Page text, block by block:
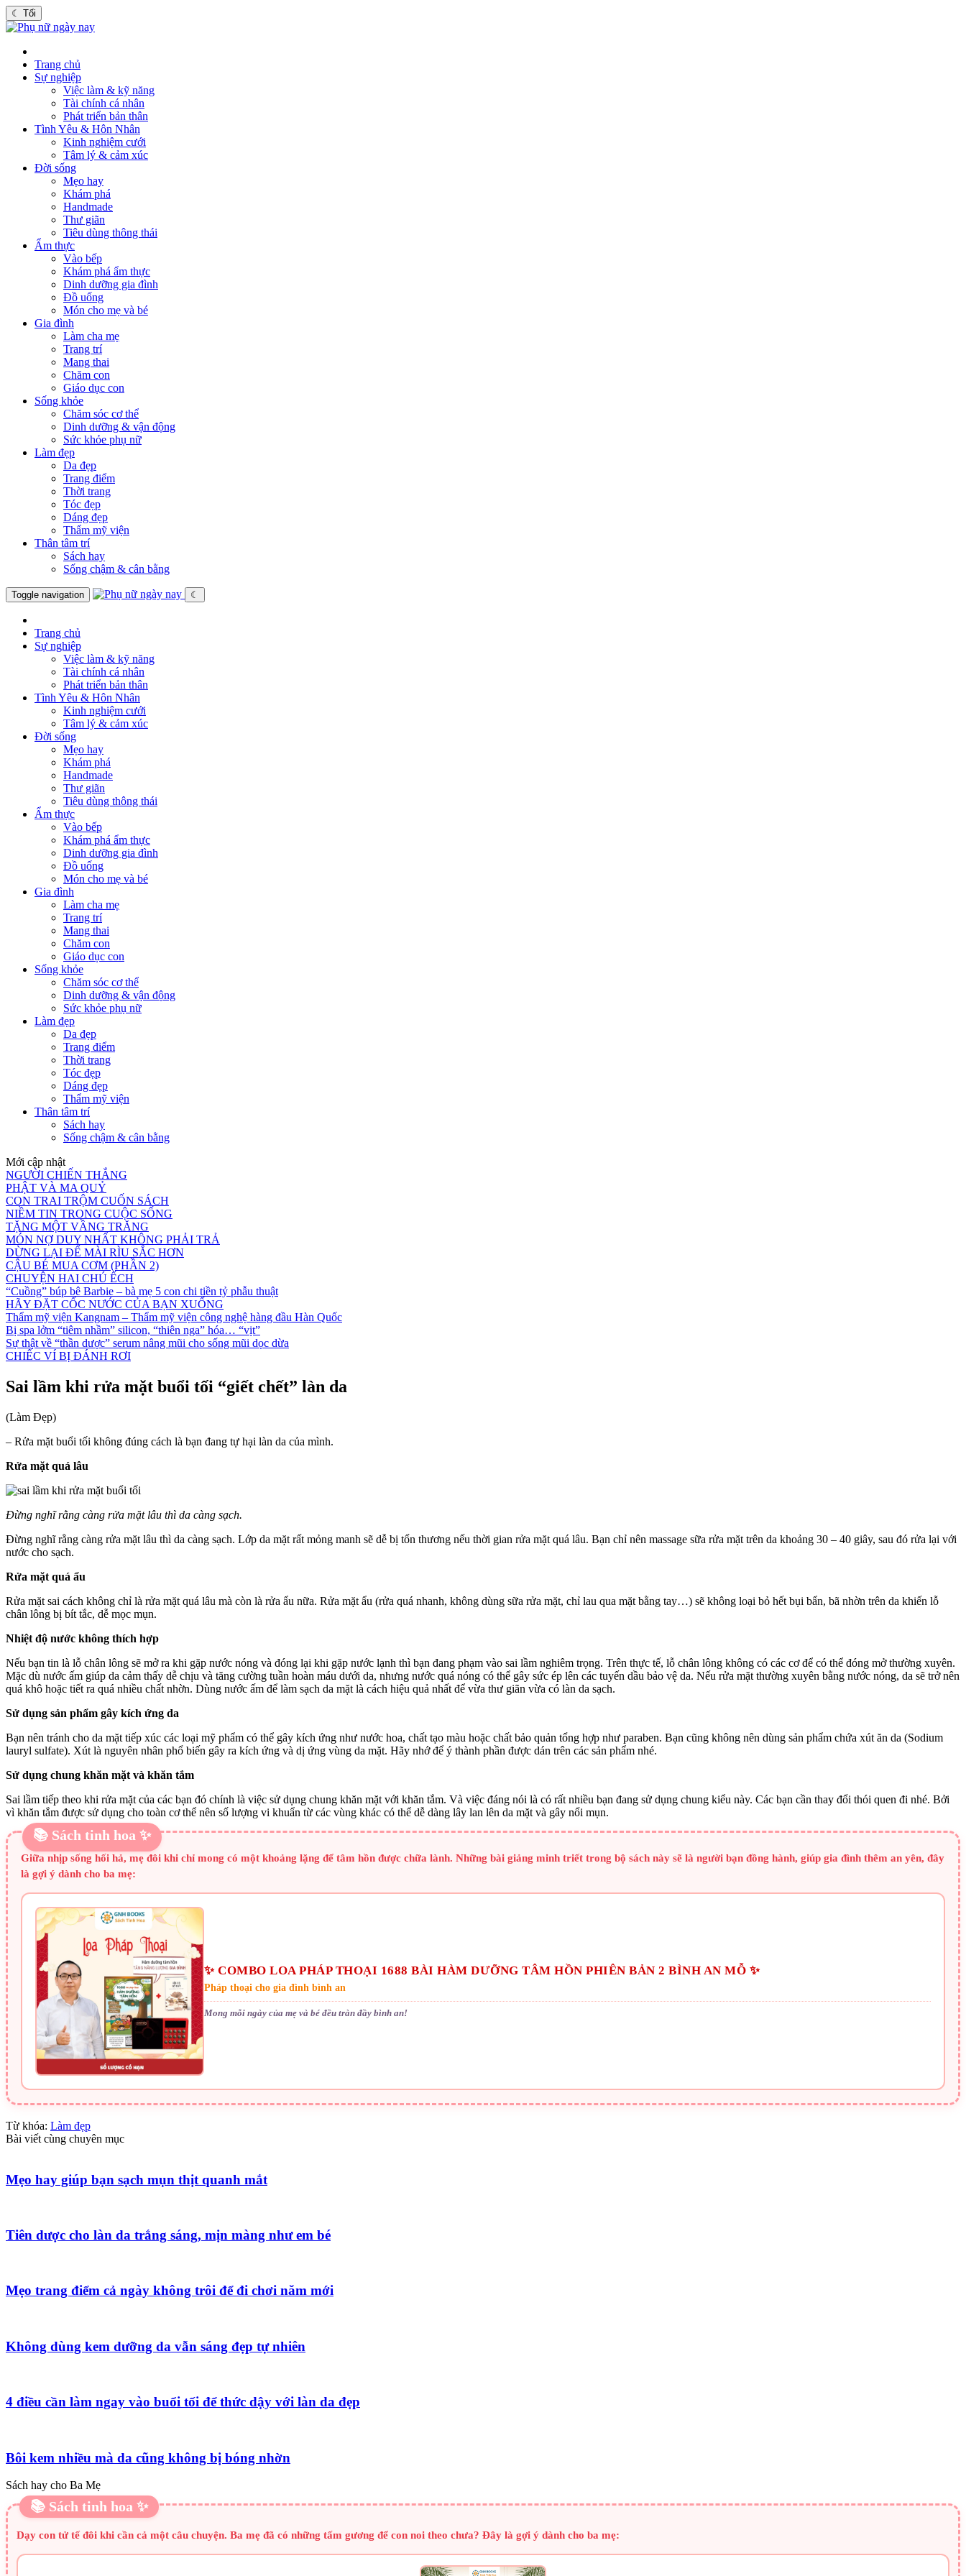
☾ Tối
Trang chủ
Sự nghiệp
Việc làm & kỹ năng
Tài chính cá nhân
Phát triển bản thân
Tình Yêu & Hôn Nhân
Kinh nghiệm cưới
Tâm lý & cảm xúc
Đời sống
Mẹo hay
Khám phá
Handmade
Thư giãn
Tiêu dùng thông thái
Ẩm thực
Vào bếp
Khám phá ẩm thực
Dinh dưỡng gia đình
Đồ uống
Món cho mẹ và bé
Gia đình
Làm cha mẹ
Trang trí
Mang thai
Chăm con
Giáo dục con
Sống khỏe
Chăm sóc cơ thể
Dinh dưỡng & vận động
Sức khỏe phụ nữ
Làm đẹp
Da đẹp
Trang điểm
Thời trang
Tóc đẹp
Dáng đẹp
Thẩm mỹ viện
Thân tâm trí
Sách hay
Sống chậm & cân bằng
Toggle navigation ☾
Trang chủ
Sự nghiệp
Việc làm & kỹ năng
Tài chính cá nhân
Phát triển bản thân
Tình Yêu & Hôn Nhân
Kinh nghiệm cưới
Tâm lý & cảm xúc
Đời sống
Mẹo hay
Khám phá
Handmade
Thư giãn
Tiêu dùng thông thái
Ẩm thực
Vào bếp
Khám phá ẩm thực
Dinh dưỡng gia đình
Đồ uống
Món cho mẹ và bé
Gia đình
Làm cha mẹ
Trang trí
Mang thai
Chăm con
Giáo dục con
Sống khỏe
Chăm sóc cơ thể
Dinh dưỡng & vận động
Sức khỏe phụ nữ
Làm đẹp
Da đẹp
Trang điểm
Thời trang
Tóc đẹp
Dáng đẹp
Thẩm mỹ viện
Thân tâm trí
Sách hay
Sống chậm & cân bằng
Mới cập nhật
NGƯỜI CHIẾN THẮNG
PHẬT VÀ MA QUỶ
CON TRAI TRỘM CUỐN SÁCH
NIỀM TIN TRONG CUỘC SỐNG
TẶNG MỘT VẦNG TRĂNG
MÓN NỢ DUY NHẤT KHÔNG PHẢI TRẢ
DỪNG LẠI ĐỂ MÀI RÌU SẮC HƠN
CẬU BÉ MUA CƠM (PHẦN 2)
CHUYỆN HAI CHÚ ẾCH
“Cuồng” búp bê Barbie – bà mẹ 5 con chi tiền tỷ phẫu thuật
HÃY ĐẶT CỐC NƯỚC CỦA BẠN XUỐNG
Thẩm mỹ viện Kangnam – Thẩm mỹ viện công nghệ hàng đầu Hàn Quốc
Bị spa lởm “tiêm nhầm” silicon, “thiên nga” hóa… “vịt”
Sự thật về “thần dược” serum nâng mũi cho sống mũi dọc dừa
CHIẾC VÍ BỊ ĐÁNH RƠI
Sai lầm khi rửa mặt buổi tối “giết chết” làn da
(Làm Đẹp)
– Rửa mặt buổi tối không đúng cách là bạn đang tự hại làn da của mình.
Rửa mặt quá lâu
Đừng nghĩ rằng càng rửa mặt lâu thì da càng sạch.
Đừng nghĩ rằng càng rửa mặt lâu thì da càng sạch. Lớp da mặt rất mỏng manh sẽ dễ bị tổn thương nếu thời gian rửa mặt quá lâu. Bạn chỉ nên massage sữa rửa mặt trên da khoảng 30 – 40 giây, sau đó rửa lại với
nước cho sạch.
Rửa mặt quá ẩu
Rửa mặt sai cách không chỉ là rửa mặt quá lâu mà còn là rửa ẩu nữa. Rửa mặt ẩu (rửa quá nhanh, không dùng sữa rửa mặt, chỉ lau qua mặt bằng tay…) sẽ không loại bỏ hết bụi bẩn, bã nhờn trên da khiến lỗ
chân lông bị bít tắc, dễ mọc mụn.
Nhiệt độ nước không thích hợp
Nếu bạn tin là lỗ chân lông sẽ mở ra khi gặp nước nóng và đóng lại khi gặp nước lạnh thì bạn đang phạm vào sai lầm nghiêm trọng. Trên thực tế, lỗ chân lông không có các cơ để có thể đóng mở thường xuyên.
Mặc dù nước ấm giúp da cảm thấy dễ chịu và tăng cường tuần hoàn máu dưới da, nhưng nước quá nóng có thể gây sức ép lên các tuyến dầu bảo vệ da. Nếu rửa mặt thường xuyên bằng nước nóng, da sẽ trở nên
quá khô hoặc tiết ra quá nhiều chất nhờn. Dùng nước ấm để làm sạch da mặt là cách hiệu quả nhất để vừa thư giãn vừa có làn da sạch.
Sử dụng sản phẩm gây kích ứng da
Bạn nên tránh cho da mặt tiếp xúc các loại mỹ phẩm có thể gây kích ứng như nước hoa, chất tạo màu hoặc chất bảo quản tổng hợp như paraben. Bạn cũng không nên dùng sản phẩm chứa xút ăn da (Sodium
lauryl sulfate). Xút là nguyên nhân phổ biến gây ra kích ứng và dị ứng vùng da mặt. Hãy nhớ để ý thành phần được dán trên các sản phẩm nhé.
Sử dụng chung khăn mặt và khăn tắm
Sai lầm tiếp theo khi rửa mặt của các bạn đó chính là việc sử dụng chung khăn mặt với khăn tắm. Và việc đáng nói là có rất nhiều bạn đang sử dụng chung kiểu này. Các bạn cần thay đổi thói quen đi nhé. Bởi
vì khăn tắm được sử dụng cho toàn cơ thể nên số lượng vi khuẩn từ các vùng khác có thể dễ dàng lây lan lên da mặt và gây nổi mụn.
📚 Sách tinh hoa ✨
Giữa nhịp sống hối hả, mẹ đôi khi chỉ mong có một khoảng lặng để tâm hồn được chữa lành. Những bài giảng minh triết trong bộ sách này sẽ là người bạn đồng hành, giúp gia đình thêm an yên, đây
là gợi ý dành cho ba mẹ:
✨ COMBO LOA PHÁP THOẠI 1688 BÀI HÀM DƯỠNG TÂM HỒN PHIÊN BẢN 2 BÌNH AN MỖ ✨
Pháp thoại cho gia đình bình an
Mong mỗi ngày của mẹ và bé đều tràn đầy bình an!
Từ khóa: Làm đẹp
Bài viết cùng chuyên mục
Mẹo hay giúp bạn sạch mụn thịt quanh mắt
Tiên dược cho làn da trắng sáng, mịn màng như em bé
Mẹo trang điểm cả ngày không trôi để đi chơi năm mới
Không dùng kem dưỡng da vẫn sáng đẹp tự nhiên
4 điều cần làm ngay vào buổi tối để thức dậy với làn da đẹp
Bôi kem nhiều mà da cũng không bị bóng nhờn
Sách hay cho Ba Mẹ
📚 Sách tinh hoa ✨
Dạy con tử tế đôi khi cần cả một câu chuyện. Ba mẹ đã có những tấm gương để con noi theo chưa? Đây là gợi ý dành cho ba mẹ: